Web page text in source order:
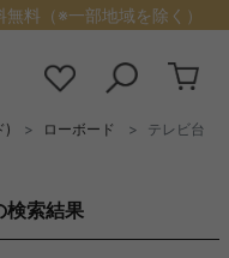
料（※一部地域を除く）
) ローボード
テレビ台
検索結果